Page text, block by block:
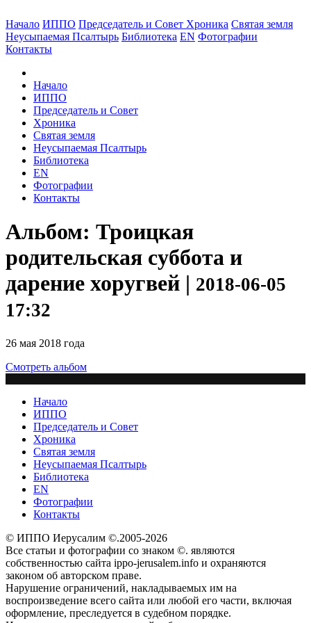
Начало ИППО Председатель и Совет Хроника Святая земля
Неусыпаемая Псалтырь Библиотека EN Фотографии
Контакты
Начало
ИППО
Председатель и Совет
Хроника
Святая земля
Неусыпаемая Псалтырь
Библиотека
EN
Фотографии
Контакты
Альбом: Троицкая
родительская суббота и
дарение хоругвей | 2018-06-05
17:32
26 мая 2018 года
Смотреть альбом
Начало
ИППО
Председатель и Совет
Хроника
Святая земля
Неусыпаемая Псалтырь
Библиотека
EN
Фотографии
Контакты
© ИППО Иерусалим ©.2005-2026
Все статьи и фотографии со знаком ©. являются
собственностью сайта ippo-jerusalem.info и охраняются
законом об авторском праве.
Нарушение ограничений, накладываемых им на
воспроизведение всего сайта или любой его части, включая
оформление, преследуется в судебном порядке.